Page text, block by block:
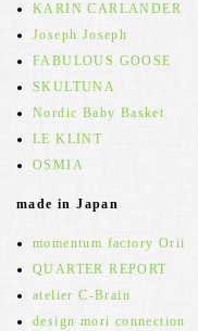
KARIN CARLANDER
Joseph Joseph
FABULOUS GOOSE
SKULTUNA
Nordic Baby Basket
LE KLINT
OSMIA
made in Japan
momentum factory Orii
QUARTER REPORT
atelier C-Brain
design mori connection